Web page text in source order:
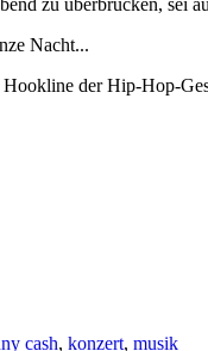
zu überbrücken, sei
Nacht...
der Hip-Hop-
cash, konzert, musik